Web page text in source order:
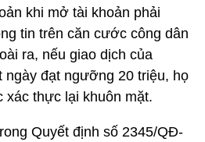
khi mở tài khoản phải
tin trên căn cước công dân
ra, nếu giao dịch của
ngày đạt ngưỡng 20 triệu, họ
xác thực lại khuôn mặt.
Quyết định số 2345/QĐ-